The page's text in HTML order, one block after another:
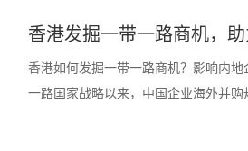
香港发掘一带一路商机，
香港如何发掘一带一路商机？影响内
一路国家战略以来，中国企业海外并